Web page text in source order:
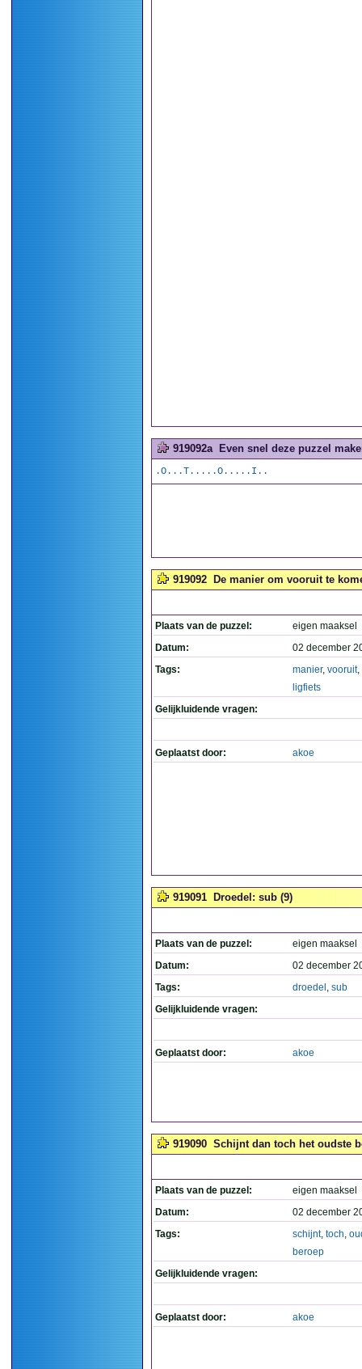
919092a Even snel deze puzzel
.O...T.....O.....I..
919092 De manier om vooruit te
Plaats van de puzzel:
eigen maaksel
Datum:
02 december
Tags:
manier, vooruit,
ligfiets
Gelijkluidende vragen:
Geplaatst door: akoe
919091 Droedel: sub (9)
Plaats van de puzzel:
eigen maaksel
Datum:
02 december
Tags:
droedel , sub
Gelijkluidende vragen:
Geplaatst door: akoe
919090 Schijnt dan toch het oudste
Plaats van de puzzel:
eigen maaksel
Datum:
02 december
Tags:
schijnt, toch,
beroep
Gelijkluidende vragen:
Geplaatst door: akoe